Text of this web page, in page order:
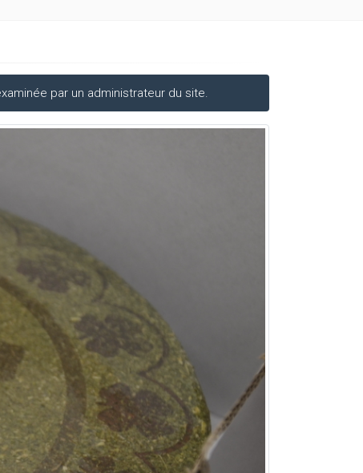
par un administrateur du site.